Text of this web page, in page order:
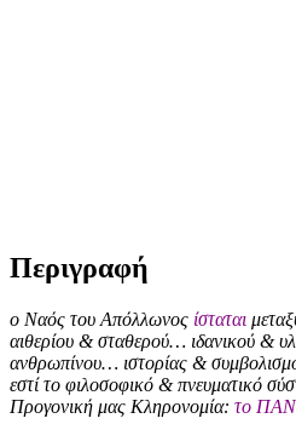
Περιγραφή
ο Ναός του Απόλλωνος ίσταται
αιθερίου & σταθερού… ιδανικού &
ανθρωπίνου… ιστορίας &
εστί το φιλοσοφικό & πνευματικό
Προγονική μας Κληρονομία: το